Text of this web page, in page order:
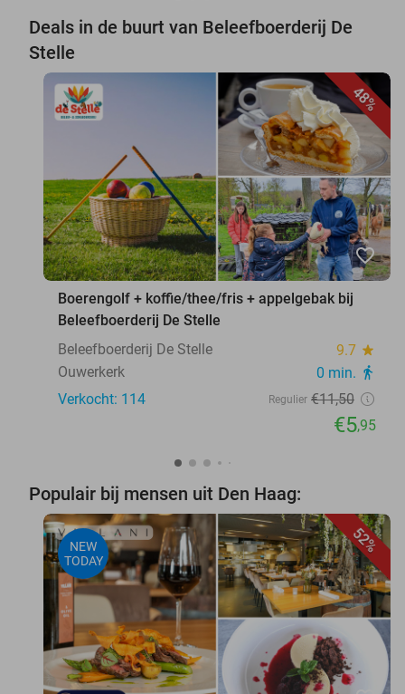
Deals in de buurt van Beleefboerderij De
Stelle
48%
favorite_border
Boerengolf + koffie/thee/fris + appelgebak bij
Beleefboerderij De Stelle
Beleefboerderij De Stelle
9.7 star
Ouwerkerk 0 min. directions_walk
Verkocht: 114 Regulier €11,50
€5,95
Populair bij mensen uit Den Haag:
52%
NEW
TODAY